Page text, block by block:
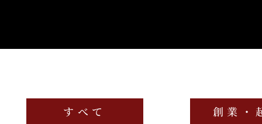
すべて 創業・